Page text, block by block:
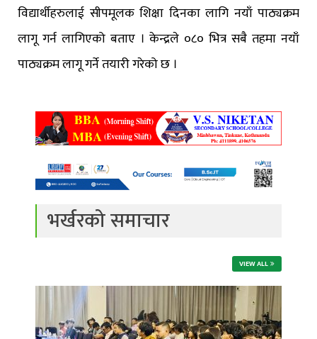
विद्यार्थीहरुलाई सीपमूलक शिक्षा दिनका लागि नयाँ पाठ्यक्रम
लागू गर्न लागिएको बताए । केन्द्रले ०८० भित्र सबै तहमा नयाँ
पाठ्यक्रम लागू गर्ने तयारी गरेको छ ।
भर्खरको समाचार
VIEW ALL